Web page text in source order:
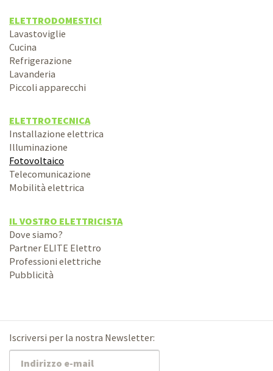
ELETTRODOMESTICI
Lavastoviglie
Cucina
Refrigerazione
Lavanderia
Piccoli apparecchi
ELETTROTECNICA
Installazione elettrica
Illuminazione
Fotovoltaico
Telecomunicazione
Mobilità elettrica
IL VOSTRO ELETTRICISTA
Dove siamo?
Partner ELITE Elettro
Professioni elettriche
Pubblicità
Iscriversi per la nostra Newsletter: